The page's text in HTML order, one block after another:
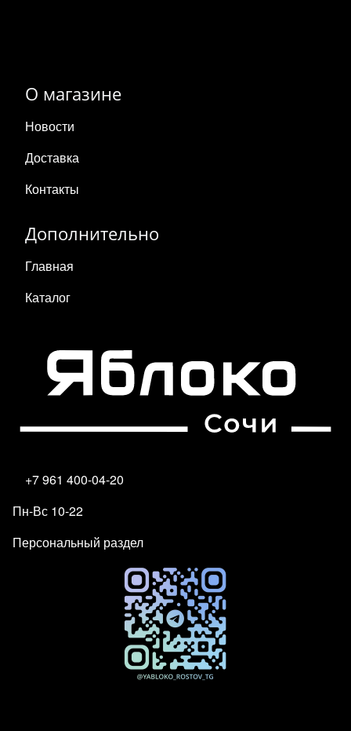
О магазине
Новости
Доставка
Контакты
Дополнительно
Главная
Каталог
+7 961 400-04-20
Пн-Вс 10-22
Персональный раздел